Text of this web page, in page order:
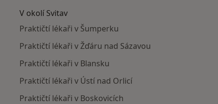
V okolí Svitav
Praktičtí lékaři v Šumperku
Praktičtí lékaři v Žďáru nad Sázavou
Praktičtí lékaři v Blansku
Praktičtí lékaři v Ústí nad Orlicí
Praktičtí lékaři v Boskovicích